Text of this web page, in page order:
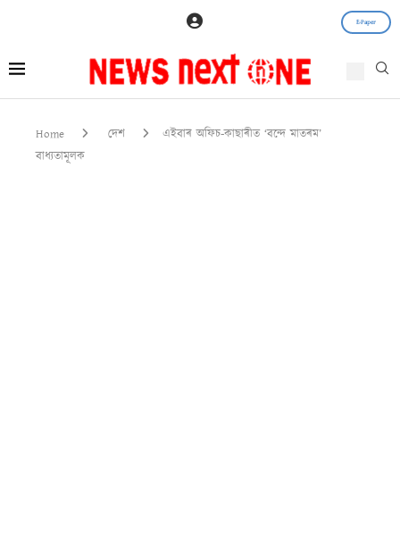
E-Paper
Home দেশ
এইবাৰ অফিচ-কাছাৰীত ‘বন্দে মাতৰম’
বাধ্যতামূলক